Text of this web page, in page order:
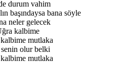
durum vahim
başındaysa bana söyle
neler gelecek
kalbime
mutlaka
olur belki
mutlaka